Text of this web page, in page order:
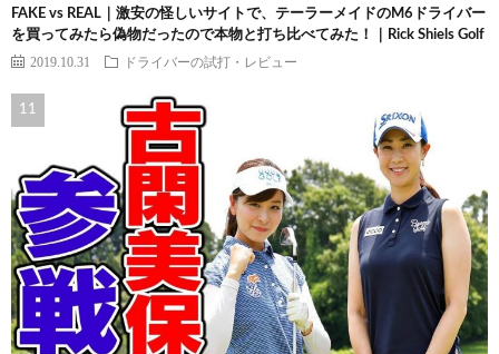
FAKE vs REAL｜激安の怪しいサイトで、テーラーメイドのM6ドライバー
を買ってみたら偽物だったので本物と打ち比べてみた！｜Rick Shiels Golf
2019.10.31 ドライバーの試打・レビュー